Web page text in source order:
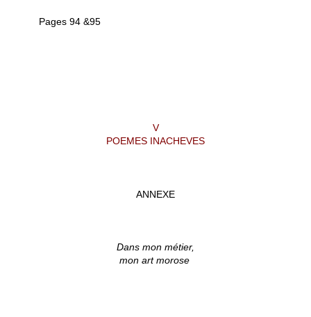
Pages 94 &95
V
POEMES INACHEVES
ANNEXE
Dans mon métier,
mon art morose